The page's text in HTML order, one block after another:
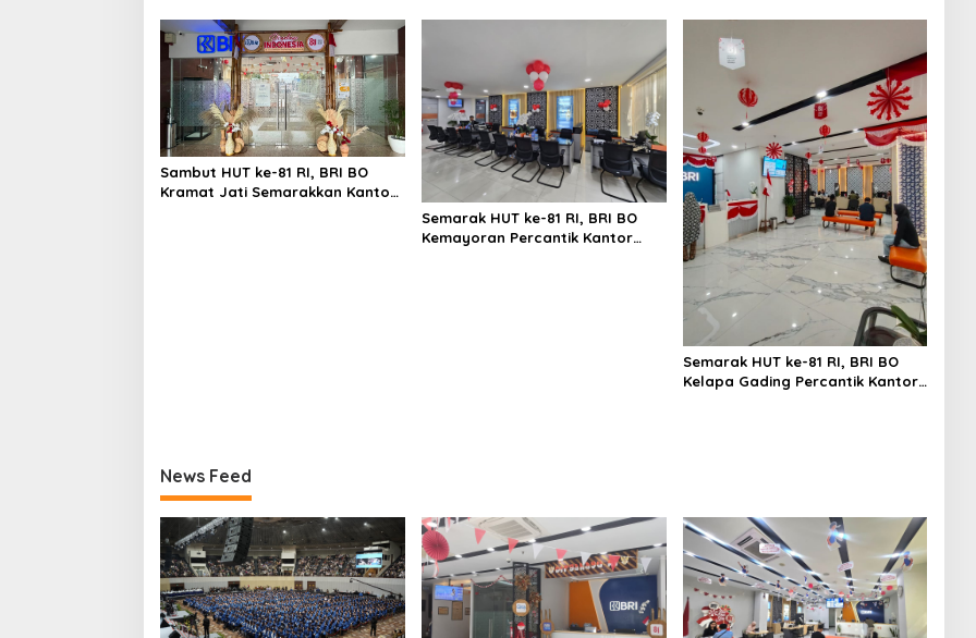
Sambut HUT ke-81 RI, BRI BO
Kramat Jati Semarakkan Kantor
Semarak HUT ke-81 RI, BRI BO
Kemayoran Percantik Kantor
Semarak HUT ke-81 RI, BRI BO
Kelapa Gading Percantik Kantor
News Feed